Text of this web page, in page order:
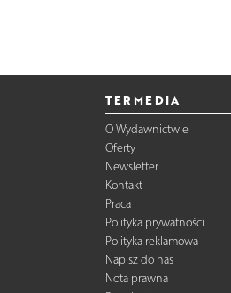
TERMEDIA
O Wydawnictwie
Oferty
Newsletter
Kontakt
Praca
Polityka prywatności
Polityka reklamowa
Napisz do nas
Nota prawna